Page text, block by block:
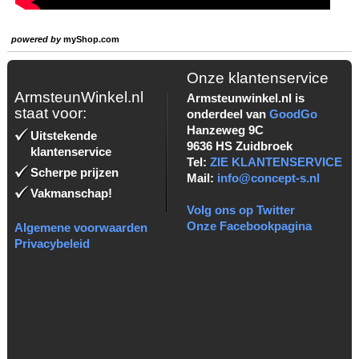
powered bymyShop.com
ArmsteunWinkel.nl
staat voor:
Uitstekende
klantenservice
Scherpe prijzen
Vakmanschap!
Algemene voorwaarden
Privacybeleid
Onze klantenservice
Armsteunwinkel.nl is
onderdeel van GoodGo
Hanzeweg 9C
9636 HS Zuidbroek
Tel: ZIE KLANTENSERVICE
Mail: info@concept-s.nl
Volg ons op Twitter
Onze Facebookpagina